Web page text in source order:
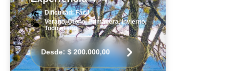
Dificultad: Fácil
Verano, Otoño, Primavera, Invierno,
Todo el año
Desde:$ 200.000,00